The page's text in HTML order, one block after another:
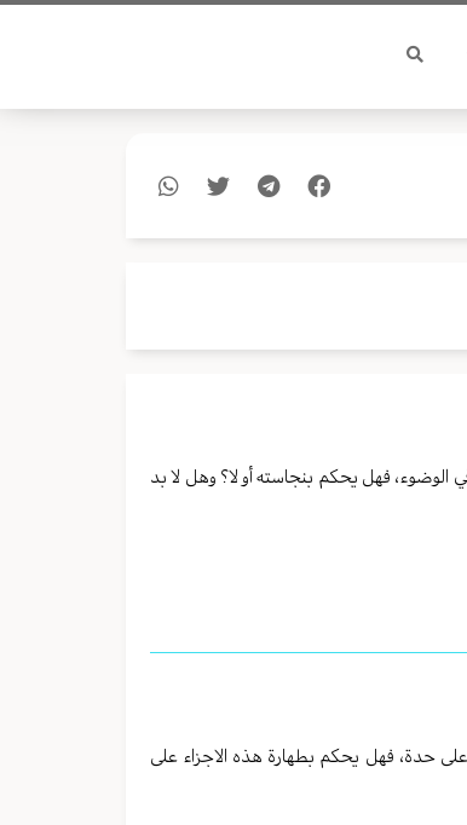
فهل يحكم بنجاسته أو لا؟ وهل لا بد
على حدة، فهل يحكم بطهارة هذه الاجزاء على